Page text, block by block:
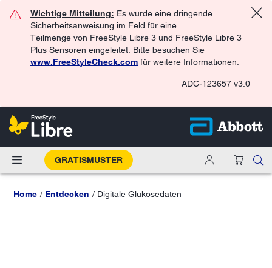
Wichtige Mitteilung: Es wurde eine dringende
Sicherheitsanweisung im Feld für eine
Teilmenge von FreeStyle Libre 3 und FreeStyle Libre 3
Plus Sensoren eingeleitet. Bitte besuchen Sie
www.FreeStyleCheck.com für weitere Informationen.
ADC-123657 v3.0
GRATISMUSTER
Home Entdecken Digitale Glukosedaten